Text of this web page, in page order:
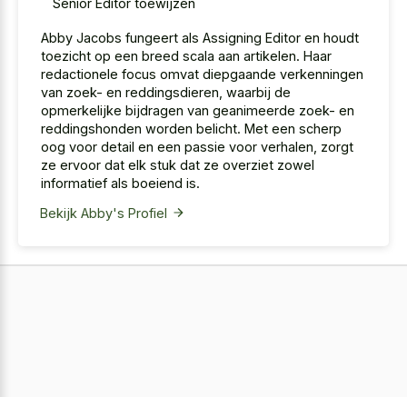
Abby Jacobs fungeert als Assigning Editor en houdt
toezicht op een breed scala aan artikelen. Haar
redactionele focus omvat diepgaande verkenningen
van zoek- en reddingsdieren, waarbij de
opmerkelijke bijdragen van geanimeerde zoek- en
reddingshonden worden belicht. Met een scherp
oog voor detail en een passie voor verhalen, zorgt
ze ervoor dat elk stuk dat ze overziet zowel
informatief als boeiend is.
Bekijk Abby's Profiel